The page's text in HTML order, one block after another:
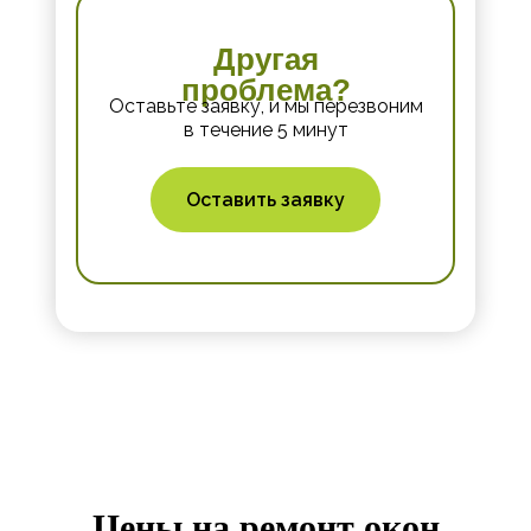
Другая
проблема?
Оставьте заявку, и мы перезвоним
в течение 5 минут
Оставить заявку